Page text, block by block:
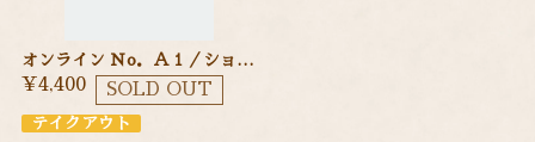
オンライン Ｎo．Ａ１／ショートケーキ １２cm 季節のフルーツを使ったショートケーキ
¥4,400 SOLD OUT
テイクアウト